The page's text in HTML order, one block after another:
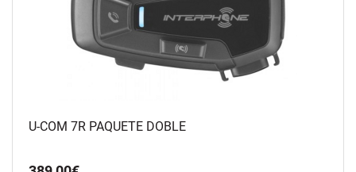
U-COM 7R PAQUETE DOBLE